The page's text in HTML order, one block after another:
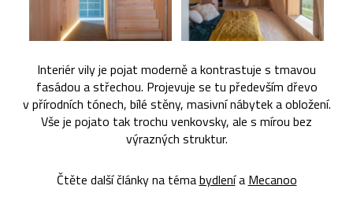
Interiér vily je pojat moderně a kontrastuje s tmavou
fasádou a střechou. Projevuje se tu především dřevo
v přírodních tónech, bílé stěny, masivní nábytek a obložení.
Vše je pojato tak trochu venkovsky, ale s mírou bez
výrazných struktur.
Čtěte další články na témabydlenía Mecanoo